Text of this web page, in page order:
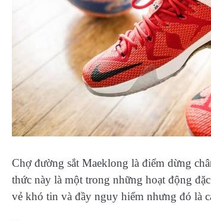
Chợ đường sắt Maeklong là điểm dừng
thức này là một trong những hoạt động đặc
vẻ khó tin và đầy nguy hiểm nhưng đó là